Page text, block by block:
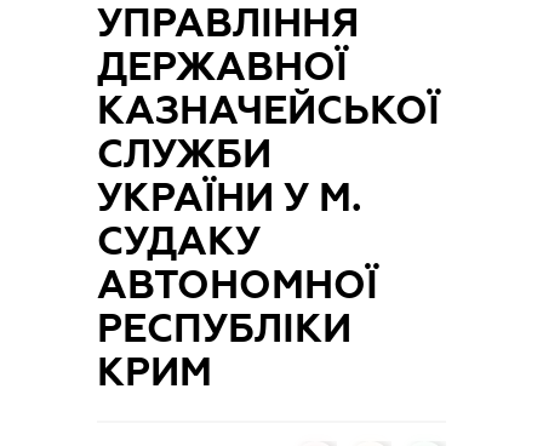
УПРАВЛІННЯ
ДЕРЖАВНОЇ
КАЗНАЧЕЙСЬКОЇ
СЛУЖБИ
УКРАЇНИ У М.
СУДАКУ
АВТОНОМНОЇ
РЕСПУБЛІКИ
КРИМ